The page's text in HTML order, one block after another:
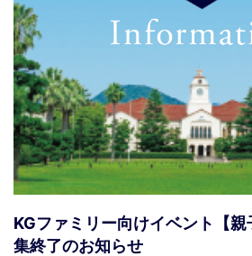
KGファミリー向けイベント【
集終了のお知らせ